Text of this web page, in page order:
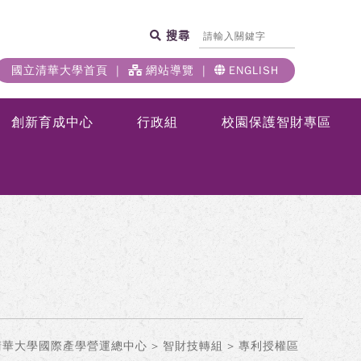
搜尋
國立清華大學首頁 網站導覽 ENGLISH
創新育成中心 行政組 校園保護智財專區
大學國際產學營運總中心 > 智財技轉組 > 專利授權區